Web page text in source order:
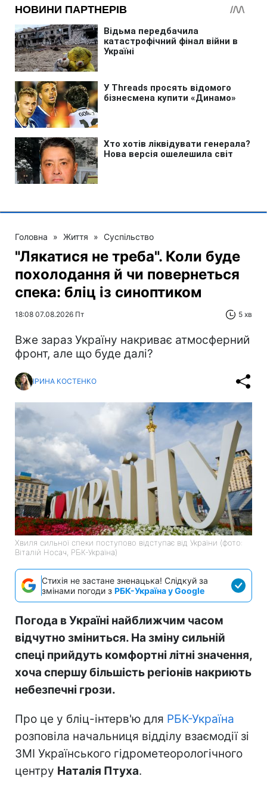
Головна » Життя » Суспільство
"Лякатися не треба". Коли буде
похолодання й чи повернеться
спека: бліц із синоптиком
18:08 07.08.2026 Пт 5 хв
Вже зараз Україну накриває атмосферний
фронт, але що буде далі?
ІРИНА КОСТЕНКО
Хвиля сильної спеки поступово відступає від України (фото:
Віталій Носач, РБК-Україна)
Стихія не застане зненацька! Слідкуй за
змінами погоди з РБК-Україна у Google
Погода в Україні найближчим часом
відчутно зміниться. На зміну сильній
спеці прийдуть комфортні літні значення,
хоча спершу більшість регіонів накриють
небезпечні грози.
Про це у бліц-інтерв'ю для РБК-Україна
розповіла начальниця відділу взаємодії зі
ЗМІ Українського гідрометеорологічного
центру Наталія Птуха.